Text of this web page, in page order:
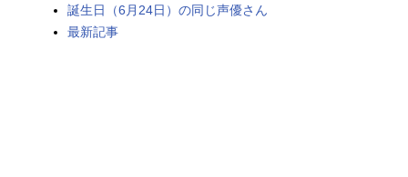
誕生日（6月24日）の同じ声優さん
最新記事